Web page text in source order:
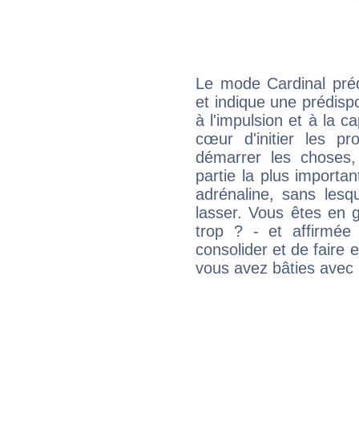
Le mode Cardinal
et indique une
à l'impulsion et à la
cœur d'initier les
démarrer les
partie la plus
adrénaline, sans
lasser. Vous êtes en
trop ? - et affirmée
consolider et de faire
vous avez bâties avec